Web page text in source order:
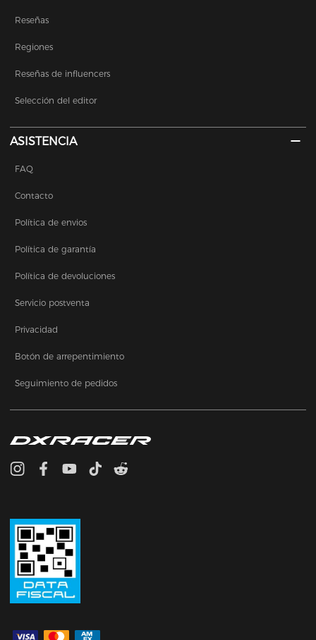
Reseñas
Regiones
Reseñas de influencers
Selección del editor
ASISTENCIA
FAQ
Contacto
Política de envios
Política de garantía
Política de devoluciones
Servicio postventa
Privacidad
Botón de arrepentimiento
Seguimiento de pedidos